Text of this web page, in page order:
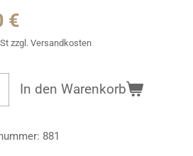
€
zzgl. Versandkosten
In den Warenkorb
881